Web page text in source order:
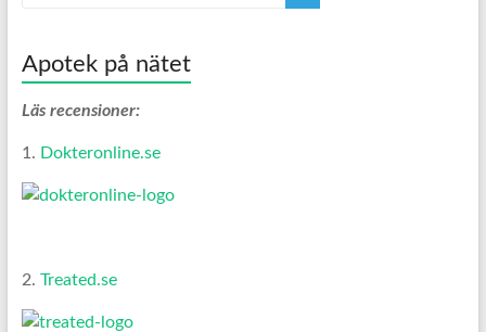
Apotek på nätet
Läs recensioner:
1. Dokteronline.se
2. Treated.se